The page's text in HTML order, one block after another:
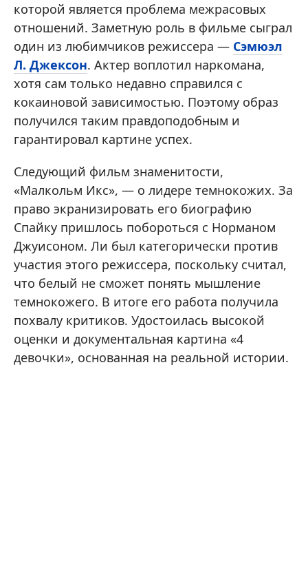
которой является проблема межрасовых
отношений. Заметную роль в фильме сыграл
один из любимчиков режиссера — Сэмюэл
Л. Джексон. Актер воплотил наркомана,
хотя сам только недавно справился с
кокаиновой зависимостью. Поэтому образ
получился таким правдоподобным и
гарантировал картине успех.
Следующий фильм знаменитости,
«Малкольм Икс», — о лидере темнокожих. За
право экранизировать его биографию
Спайку пришлось побороться с Норманом
Джуисоном. Ли был категорически против
участия этого режиссера, поскольку считал,
что белый не сможет понять мышление
темнокожего. В итоге его работа получила
похвалу критиков. Удостоилась высокой
оценки и документальная картина «4
девочки», основанная на реальной истории.